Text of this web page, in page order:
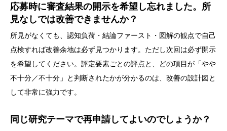
応募時に審査結果の開示を希望し忘れました。所
見なしでは改善できませんか？
所見がなくても、認知負荷・結論ファースト・図解の観点で自己
点検すれば改善余地は必ず見つかります。ただし次回は必ず開示
を希望してください。評定要素ごとの評点と、どの項目が「やや
不十分／不十分」と判断されたかが分かるのは、改善の設計図と
して非常に強力です。
同じ研究テーマで再申請してよいのでしょうか？